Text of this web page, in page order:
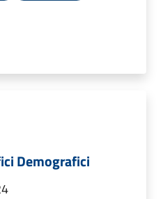
Demografici